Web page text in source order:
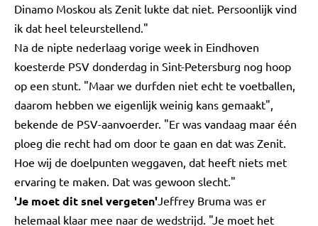
Dinamo Moskou als Zenit lukte dat niet. Persoonlijk vind
ik dat heel teleurstellend."
Na de nipte nederlaag vorige week in Eindhoven
koesterde PSV donderdag in Sint-Petersburg nog hoop
op een stunt. "Maar we durfden niet echt te voetballen,
daarom hebben we eigenlijk weinig kans gemaakt",
bekende de PSV-aanvoerder. "Er was vandaag maar één
ploeg die recht had om door te gaan en dat was Zenit.
Hoe wij de doelpunten weggaven, dat heeft niets met
ervaring te maken. Dat was gewoon slecht."
'Je moet dit snel vergeten'Jeffrey Bruma was er
helemaal klaar mee naar de wedstrijd. "Je moet het